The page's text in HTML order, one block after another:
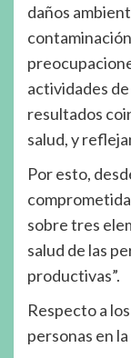
daños
actividades
resultados
salud, y
Por esto,
sobre tres
salud de las
productivas”.
Respecto a
personas en